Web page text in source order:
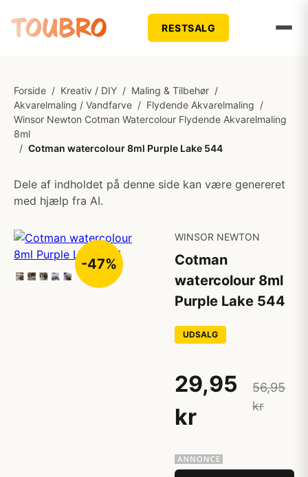
RESTSALG
Forside / Kreativ / DIY / Maling & Tilbehør /
Akvarelmaling / Vandfarve / Flydende Akvarelmaling /
Winsor Newton Cotman Watercolour Flydende Akvarelmaling
8ml
/ Cotman watercolour 8ml Purple Lake 544
Dele af indholdet på denne side kan være genereret
med hjælp fra AI.
-47%
WINSOR NEWTON
Cotman
watercolour 8ml
Purple Lake 544
UDSALG
29,95
kr
56,95
kr